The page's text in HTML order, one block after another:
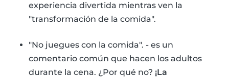
experiencia divertida mientras ven la
"transformación de la comida".
"No juegues con la comida". - es un
comentario común que hacen los adultos
durante la cena. ¿Por qué no? ¡La